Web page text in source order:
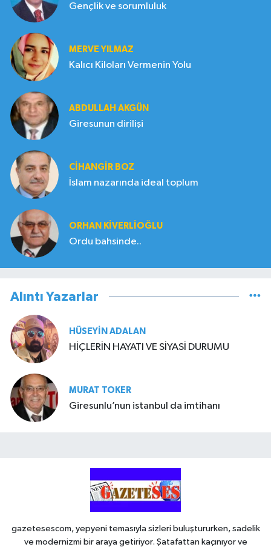
Gençlik ve sorumluluk
MERVE YILMAZ
Kalıcı Kiloları Vermenin Yolu
ABDULLAH AKGÜN
Giresunun dirilişi
CIHANGIR BOZ
İslam nazarında ideal toplum
ORHAN KIVERLIOĞLU
Ordu bahsinde..
Alıntı Yazarlar
HÜSEYIN ADALAN
HİÇLERİN HAYATI VE SİYASİ DURUMU
MURAT TOKER
Giresunlu’nun istanbul da imtihanı
gazetesescom, yepyeni temasıyla sizleri buluştururken, sadelik
ve modernizmi bir araya getiriyor. Şatafattan kaçınıyor ve